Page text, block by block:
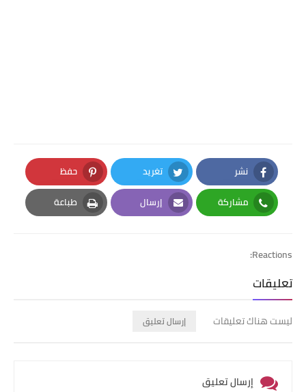
نشر
Facebook
تغريد
Twitter
حفظ
Pinterest
مشاركة
Whatsapp
إرسال
Email
طباعة
Print
Reactions:
تعليقات
ليست هناك تعليقات إرسال تعليق
إرسال تعليق